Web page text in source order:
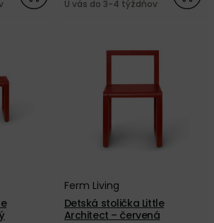
U vás do 3-4 týždňov
Ferm Living
Detská stolička Little
Architect – červená